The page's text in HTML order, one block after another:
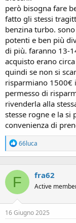
però bisogna fare
fatto gli stessi
benzina turbo.
potenti e ben più
di più. faranno 13-
acquisto erano
quindi se non si
risparmiano 1500€
permesso di
rivenderla alla
stesse rogne e la si
convenienza di
R
e
a
i
n
:
66luca
F fra62
Active
16 Giugno 2025